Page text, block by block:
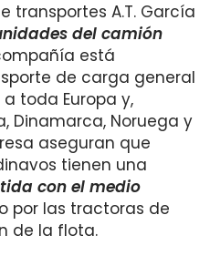
transportes A.T. García
del camión
está
de carga general
toda Europa y,
Dinamarca, Noruega y
aseguran que
tienen una
con el medio
por las tractoras de
de la flota.